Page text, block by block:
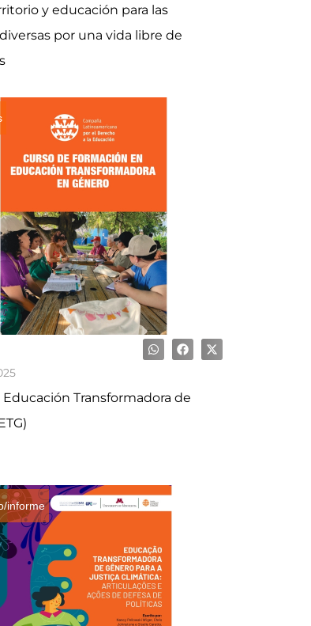
y educación para las
por una vida libre de
Educación Transformadora de
informe